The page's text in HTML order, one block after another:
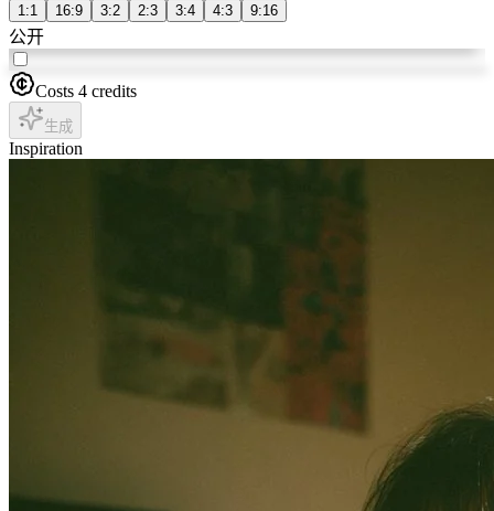
1:1 16:9 3:2 2:3 3:4 4:3 9:16
公开
Costs 4 credits
生成
Inspiration